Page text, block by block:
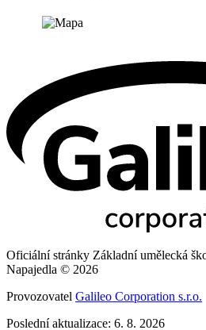
Oficiální stránky Základní umělecká
Napajedla © 2026
Provozovatel Galileo Corporation s.r.o.
Poslední aktualizace: 6. 8. 2026